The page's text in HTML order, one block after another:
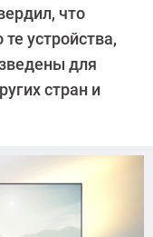
что
устройства,
для
стран и